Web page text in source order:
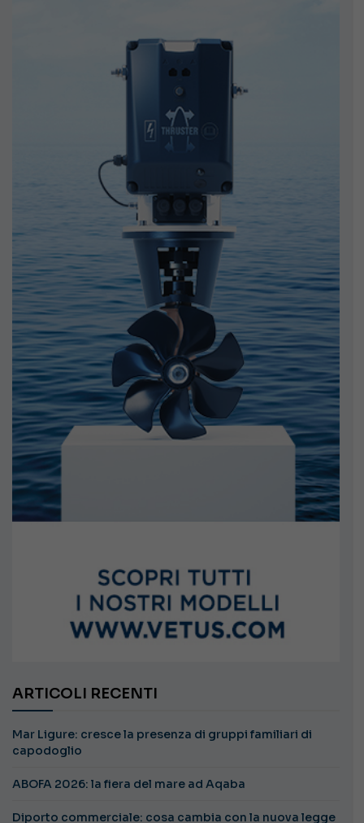
ARTICOLI RECENTI
Mar Ligure: cresce la presenza di gruppi familiari di
capodoglio
ABOFA 2026: la fiera del mare ad Aqaba
Diporto commerciale: cosa cambia con la nuova legge